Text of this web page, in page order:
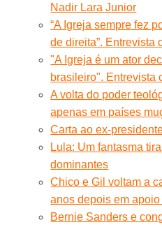
Nadir Lara Junior
“A Igreja sempre fez
de direita”. Entrevista
"A Igreja é um ator
brasileiro". Entrevista
A volta do poder
apenas em países
Carta ao ex-
Lula: Um fantasma
dominantes
Chico e Gil voltam a
anos depois em apoio
Bernie Sanders e